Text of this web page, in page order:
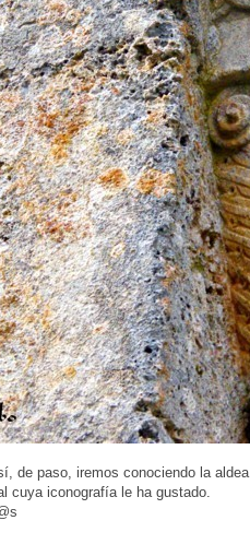
de paso, iremos conociendo la
cuya iconografía le ha gustado.